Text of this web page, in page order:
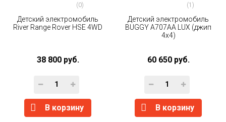
(0)
Детский электромобиль
River Range Rover HSE 4WD
38 800 руб.
В корзину
(1)
Детский электромобиль
BUGGY A707AA LUX (джип
4x4)
60 650 руб.
В корзину